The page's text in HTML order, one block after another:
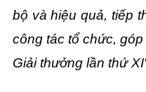
bộ và hiệu quả, tiếp
công tác tổ chức,
Giải thưởng lần thứ